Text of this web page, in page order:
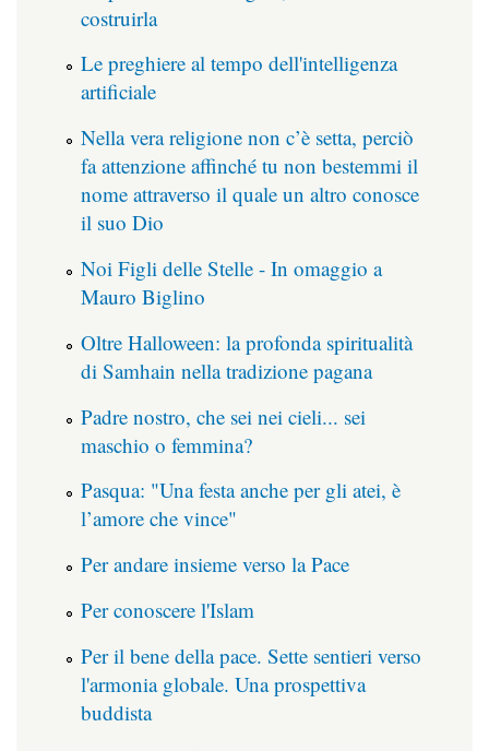
costruirla
Le preghiere al tempo dell'intelligenza
artificiale
Nella vera religione non c’è setta, perciò
fa attenzione affinché tu non bestemmi il
nome attraverso il quale un altro conosce
il suo Dio
Noi Figli delle Stelle - In omaggio a
Mauro Biglino
Oltre Halloween: la profonda spiritualità
di Samhain nella tradizione pagana
Padre nostro, che sei nei cieli... sei
maschio o femmina?
Pasqua: "Una festa anche per gli atei, è
l’amore che vince"
Per andare insieme verso la Pace
Per conoscere l'Islam
Per il bene della pace. Sette sentieri verso
l'armonia globale. Una prospettiva
buddista